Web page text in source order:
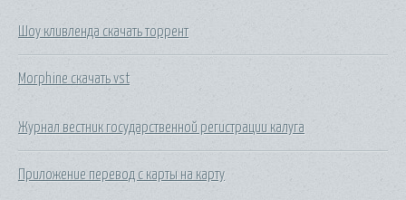
Шоу кливленда скачать торрент
Morphine скачать vst
Журнал вестник государственной регистрации калуга
Приложение перевод с карты на карту